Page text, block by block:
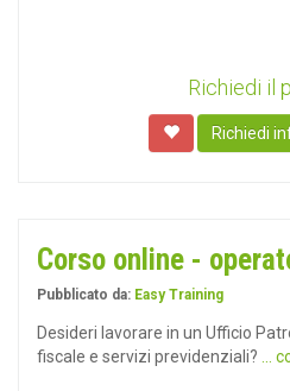
Richiedi il
Richiedi
Corso online -
Pubblicato da: Easy Training
Desideri lavorare in un Ufficio
fiscale e servizi previdenziali?
...